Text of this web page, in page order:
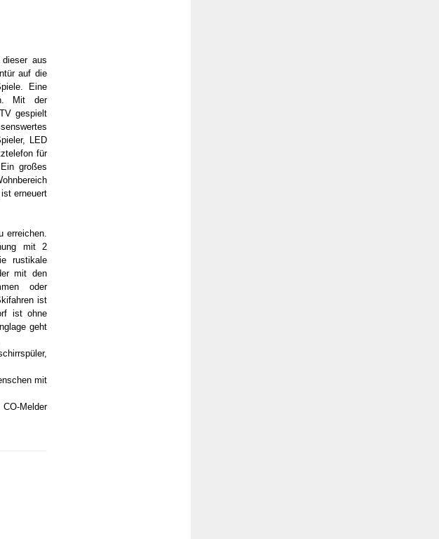
aus
auf die
Eine
Mit der
gespielt
LED
für
großes
erneuert
erreichen.
mit 2
rustikale
mit den
oder
ist
ist ohne
geht
mit
Melder